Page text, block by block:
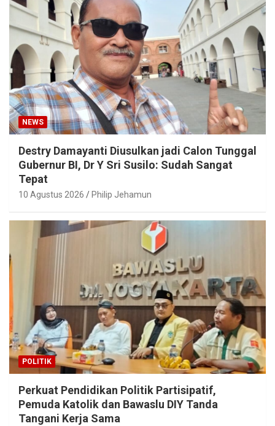
NEWS
Destry Damayanti Diusulkan jadi Calon Tunggal
Gubernur BI, Dr Y Sri Susilo: Sudah Sangat
Tepat
10 Agustus 2026 Philip Jehamun
POLITIK
Perkuat Pendidikan Politik Partisipatif,
Pemuda Katolik dan Bawaslu DIY Tanda
Tangani Kerja Sama